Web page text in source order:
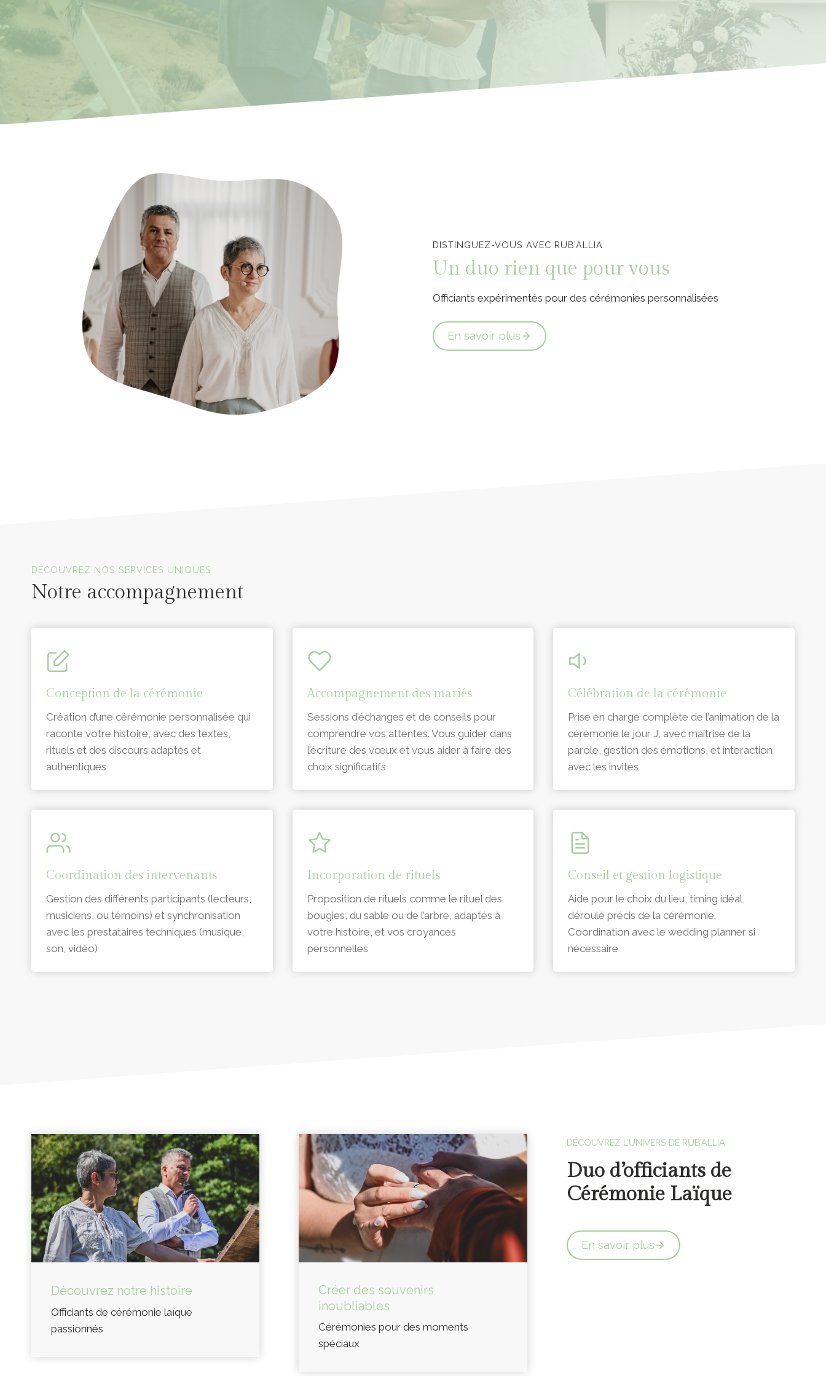
DISTINGUEZ-VOUS AVEC RUB’ALLIA
Un duo rien que pour vous
Officiants expérimentés pour des cérémonies personnalisées
En savoir plus
DÉCOUVREZ NOS SERVICES UNIQUES
Notre accompagnement
Conception de la cérémonie
Création d’une cérémonie personnalisée qui
raconte votre histoire, avec des textes,
rituels et des discours adaptés et
authentiques
Accompagnement des mariés
Sessions d’échanges et de conseils pour
comprendre vos attentes. Vous guider dans
l’écriture des vœux et vous aider à faire des
choix significatifs
Célébration de la cérémonie
Prise en charge complète de l’animation de la
cérémonie le jour J, avec maîtrise de la
parole, gestion des émotions, et interaction
avec les invités
Coordination des intervenants
Gestion des différents participants (lecteurs,
musiciens, ou témoins) et synchronisation
avec les prestataires techniques (musique,
son, vidéo)
Incorporation de rituels
Proposition de rituels comme le rituel des
bougies, du sable ou de l’arbre, adaptés à
votre histoire, et vos croyances
personnelles
Conseil et gestion logistique
Aide pour le choix du lieu, timing idéal,
déroulé précis de la cérémonie.
Coordination avec le wedding planner si
nécessaire
Découvrez notre histoire
Officiants de cérémonie laïque
passionnés
Créer des souvenirs
inoubliables
Cérémonies pour des moments
spéciaux
DÉCOUVREZ L’UNIVERS DE RUB’ALLIA
Duo d’officiants de
Cérémonie Laïque
En savoir plus